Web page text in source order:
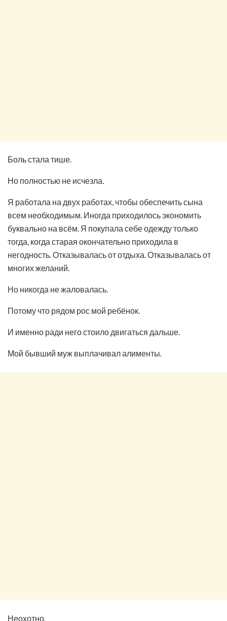
Боль стала тише.
Но полностью не исчезла.
Я работала на двух работах, чтобы обеспечить сына
всем необходимым. Иногда приходилось экономить
буквально на всём. Я покупала себе одежду только
тогда, когда старая окончательно приходила в
негодность. Отказывалась от отдыха. Отказывалась от
многих желаний.
Но никогда не жаловалась.
Потому что рядом рос мой ребёнок.
И именно ради него стоило двигаться дальше.
Мой бывший муж выплачивал алименты.
Неохотно.